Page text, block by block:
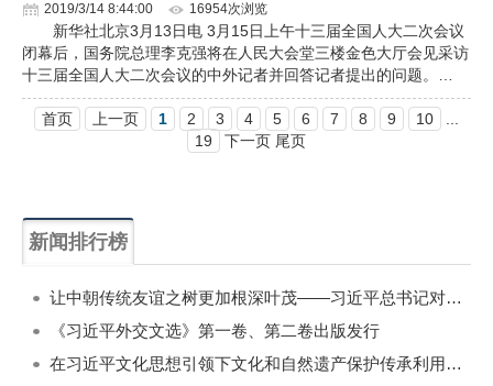
2019/3/14 8:44:00 16954次浏览
新华社北京3月13日电 3月15日上午十三届全国人大二次会议
闭幕后，国务院总理李克强将在人民大会堂三楼金色大厅会见采访
十三届全国人大二次会议的中外记者并回答记者提出的问题。…
首页 上一页 1 2 3 4 5 6 7 8 9 10
19
下一页 尾页
新闻排行榜
让中朝传统友谊之树更加根深叶茂——习近平总书记对朝鲜进行国事访问纪实
《习近平外交文选》第一卷、第二卷出版发行
在习近平文化思想引领下文化和自然遗产保护传承利用工作开创新局面